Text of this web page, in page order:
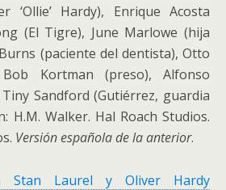
‘Ollie’ Hardy), Enrique Acosta
(El Tigre), June Marlowe (hija
(paciente del dentista), Otto
Kortman (preso), Alfonso
Sandford (Gutiérrez, guardia
H.M. Walker. Hal Roach Studios.
Versión española de la anterior.
Stan Laurel y Oliver Hardy